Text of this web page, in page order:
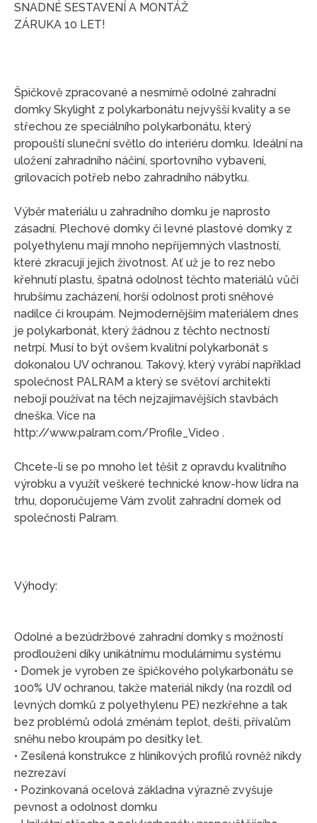
SNADNÉ SESTAVENÍ A MONTÁŽ
ZÁRUKA 10 LET!
Špičkově zpracované a nesmírně odolné zahradní
domky Skylight z polykarbonátu nejvyšší kvality a se
střechou ze speciálního polykarbonátu, který
propouští sluneční světlo do interiéru domku. Ideální na
uložení zahradního náčiní, sportovního vybavení,
grilovacích potřeb nebo zahradního nábytku.
Výběr materiálu u zahradního domku je naprosto
zásadní. Plechové domky či levné plastové domky z
polyethylenu mají mnoho nepříjemných vlastností,
které zkracují jejich životnost. Ať už je to rez nebo
křehnutí plastu, špatná odolnost těchto materiálů vůči
hrubšímu zacházení, horší odolnost proti sněhové
nadílce či kroupám. Nejmodernějším materiálem dnes
je polykarbonát, který žádnou z těchto nectností
netrpí. Musí to být ovšem kvalitní polykarbonát s
dokonalou UV ochranou. Takový, který vyrábí například
společnost PALRAM a který se světoví architekti
nebojí používat na těch nejzajímavějších stavbách
dneška. Více na
http://www.palram.com/Profile_Video .
Chcete-li se po mnoho let těšit z opravdu kvalitního
výrobku a využít veškeré technické know-how lídra na
trhu, doporučujeme Vám zvolit zahradní domek od
společnosti Palram.
Výhody:
Odolné a bezúdržbové zahradní domky s možností
prodloužení díky unikátnímu modulárnímu systému
• Domek je vyroben ze špičkového polykarbonátu se
100% UV ochranou, takže materiál nikdy (na rozdíl od
levných domků z polyethylenu PE) nezkřehne a tak
bez problémů odolá změnám teplot, dešti, přívalům
sněhu nebo kroupám po desítky let.
• Zesílená konstrukce z hliníkových profilů rovněž nikdy
nezrezaví
• Pozinkovaná ocelová základna výrazně zvyšuje
pevnost a odolnost domku